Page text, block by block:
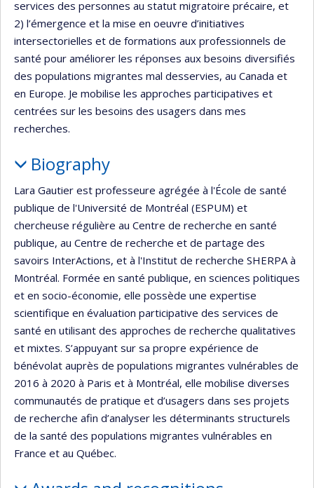
services des personnes au statut migratoire précaire, et
2) l’émergence et la mise en oeuvre d’initiatives
intersectorielles et de formations aux professionnels de
santé pour améliorer les réponses aux besoins diversifiés
des populations migrantes mal desservies, au Canada et
en Europe. Je mobilise les approches participatives et
centrées sur les besoins des usagers dans mes
recherches.
Biography
Lara Gautier est professeure agrégée à l'École de santé
publique de l'Université de Montréal (ESPUM) et
chercheuse régulière au Centre de recherche en santé
publique, au Centre de recherche et de partage des
savoirs InterActions, et à l'Institut de recherche SHERPA à
Montréal. Formée en santé publique, en sciences politiques
et en socio-économie, elle possède une expertise
scientifique en évaluation participative des services de
santé en utilisant des approches de recherche qualitatives
et mixtes. S’appuyant sur sa propre expérience de
bénévolat auprès de populations migrantes vulnérables de
2016 à 2020 à Paris et à Montréal, elle mobilise diverses
communautés de pratique et d’usagers dans ses projets
de recherche afin d’analyser les déterminants structurels
de la santé des populations migrantes vulnérables en
France et au Québec.